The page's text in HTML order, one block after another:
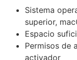
Sistema
superior,
Espacio
Permisos de
activador